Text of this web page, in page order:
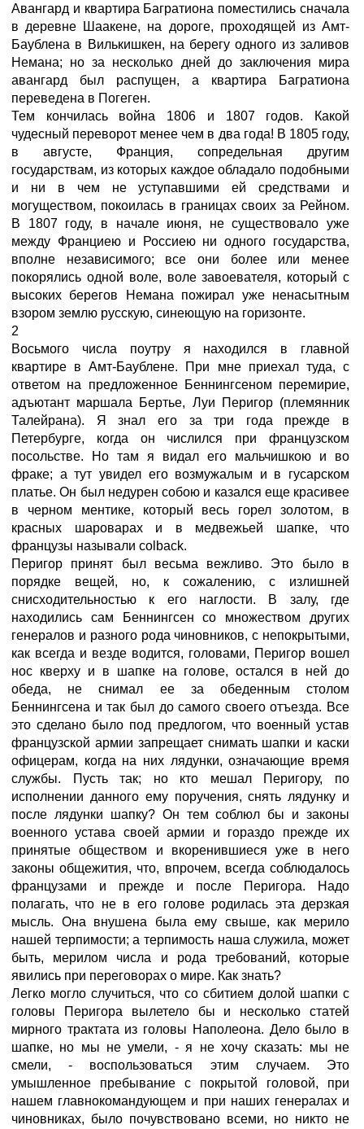
Авангард и квартира Багратиона поместились сначала
в деревне Шаакене, на дороге, проходящей из Амт-
Баублена в Вилькишкен, на берегу одного из заливов
Немана; но за несколько дней до заключения мира
авангард был распущен, а квартира Багратиона
переведена в Погеген.
Тем кончилась война 1806 и 1807 годов. Какой
чудесный переворот менее чем в два года! В 1805 году,
в августе, Франция, сопредельная другим
государствам, из которых каждое обладало подобными
и ни в чем не уступавшими ей средствами и
могуществом, покоилась в границах своих за Рейном.
В 1807 году, в начале июня, не существовало уже
между Франциею и Россиею ни одного государства,
вполне независимого; все они более или менее
покорялись одной воле, воле завоевателя, который с
высоких берегов Немана пожирал уже ненасытным
взором землю русскую, синеющую на горизонте.
2
Восьмого числа поутру я находился в главной
квартире в Амт-Баублене. При мне приехал туда, с
ответом на предложенное Беннингсеном перемирие,
адъютант маршала Бертье, Луи Перигор (племянник
Талейрана). Я знал его за три года прежде в
Петербурге, когда он числился при французском
посольстве. Но там я видал его мальчишкою и во
фраке; а тут увидел его возмужалым и в гусарском
платье. Он был недурен собою и казался еще красивее
в черном ментике, который весь горел золотом, в
красных шароварах и в медвежьей шапке, что
французы называли colback.
Перигор принят был весьма вежливо. Это было в
порядке вещей, но, к сожалению, с излишней
снисходительностью к его наглости. В залу, где
находились сам Беннингсен со множеством других
генералов и разного рода чиновников, с непокрытыми,
как всегда и везде водится, головами, Перигор вошел
нос кверху и в шапке на голове, остался в ней до
обеда, не снимал ее за обеденным столом
Беннингсена и так был до самого своего отъезда. Все
это сделано было под предлогом, что военный устав
французской армии запрещает снимать шапки и каски
офицерам, когда на них лядунки, означающие время
службы. Пусть так; но кто мешал Перигору, по
исполнении данного ему поручения, снять лядунку и
после лядунки шапку? Он тем соблюл бы и законы
военного устава своей армии и гораздо прежде их
принятые обществом и вкоренившиеся уже в него
законы общежития, что, впрочем, всегда соблюдалось
французами и прежде и после Перигора. Надо
полагать, что не в его голове родилась эта дерзкая
мысль. Она внушена была ему свыше, как мерило
нашей терпимости; а терпимость наша служила, может
быть, мерилом числа и рода требований, которые
явились при переговорах о мире. Как знать?
Легко могло случиться, что со сбитием долой шапки с
головы Перигора вылетело бы и несколько статей
мирного трактата из головы Наполеона. Дело было в
шапке, но мы не умели, - я не хочу сказать: мы не
смели, - воспользоваться этим случаем. Это
умышленное пребывание с покрытой головой, при
нашем главнокомандующем и при наших генералах и
чиновниках, было почувствовано всеми, но никто не